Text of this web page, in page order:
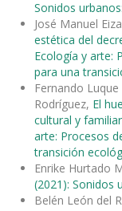
Sonidos
José Manuel
estética del
Ecología y arte:
para una
Fernando
Rodríguez, El
cultural y familiar
arte: Procesos
transición
Enrike Hurtado
(2021): Sonidos
Belén León del